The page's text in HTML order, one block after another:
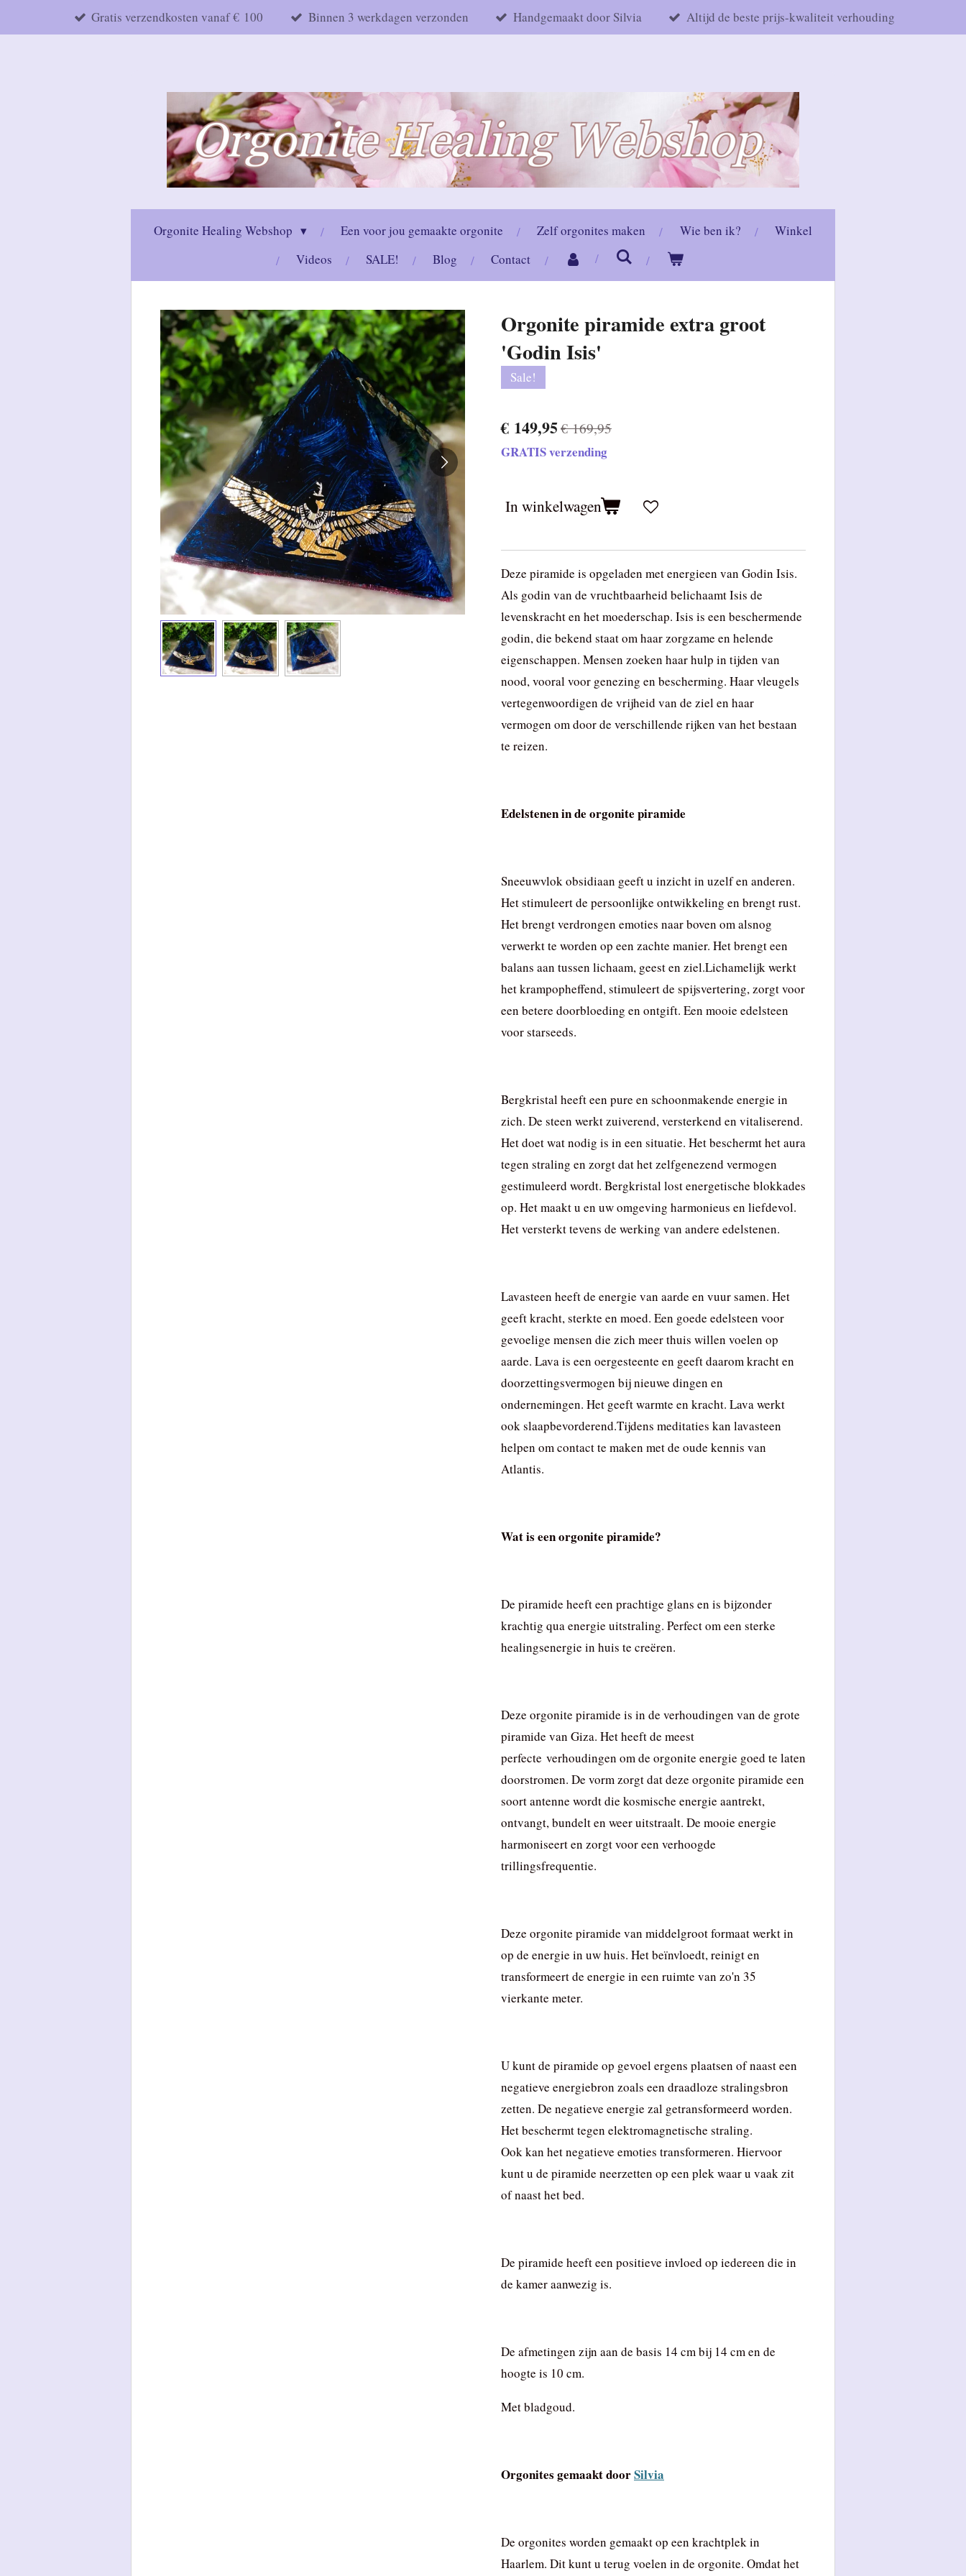
direct
Gratis verzendkosten vanaf € 100 Binnen 3 werkdagen verzonden Handgemaakt door Silvia Altijd de beste prijs-kwaliteit verhouding
Orgonite Healing Webshop Een voor jou gemaakte orgonite Zelf orgonites maken Wie ben ik?
Winkel
Videos
SALE! Blog Contact
Orgonite piramide extra groot
'Godin Isis'
Sale!
€ 149,95€ 169,95
GRATIS verzending
In winkelwagen
Deze piramide is opgeladen met energieen van Godin Isis.
Als godin van de vruchtbaarheid belichaamt Isis de
levenskracht en het moederschap. Isis is een beschermende
godin, die bekend staat om haar zorgzame en helende
eigenschappen. Mensen zoeken haar hulp in tijden van
nood, vooral voor genezing en bescherming. Haar vleugels
vertegenwoordigen de vrijheid van de ziel en haar
vermogen om door de verschillende rijken van het bestaan
te reizen.
Edelstenen in de orgonite piramide
Sneeuwvlok obsidiaan geeft u inzicht in uzelf en anderen.
Het stimuleert de persoonlijke ontwikkeling en brengt rust.
Het brengt verdrongen emoties naar boven om alsnog
verwerkt te worden op een zachte manier. Het brengt een
balans aan tussen lichaam, geest en ziel.Lichamelijk werkt
het krampopheffend, stimuleert de spijsvertering, zorgt voor
een betere doorbloeding en ontgift. Een mooie edelsteen
voor starseeds.
Bergkristal heeft een pure en schoonmakende energie in
zich. De steen werkt zuiverend, versterkend en vitaliserend.
Het doet wat nodig is in een situatie. Het beschermt het aura
tegen straling en zorgt dat het zelfgenezend vermogen
gestimuleerd wordt. Bergkristal lost energetische blokkades
op. Het maakt u en uw omgeving harmonieus en liefdevol.
Het versterkt tevens de werking van andere edelstenen.
Lavasteen heeft de energie van aarde en vuur samen. Het
geeft kracht, sterkte en moed. Een goede edelsteen voor
gevoelige mensen die zich meer thuis willen voelen op
aarde. Lava is een oergesteente en geeft daarom kracht en
doorzettingsvermogen bij nieuwe dingen en
ondernemingen. Het geeft warmte en kracht. Lava werkt
ook slaapbevorderend.Tijdens meditaties kan lavasteen
helpen om contact te maken met de oude kennis van
Atlantis.
Wat is een orgonite piramide?
De piramide heeft een prachtige glans en is bijzonder
krachtig qua energie uitstraling. Perfect om een sterke
healingsenergie in huis te creëren.
Deze orgonite piramide is in de verhoudingen van de grote
piramide van Giza. Het heeft de meest
perfecte verhoudingen om de orgonite energie goed te laten
doorstromen. De vorm zorgt dat deze orgonite piramide een
soort antenne wordt die kosmische energie aantrekt,
ontvangt, bundelt en weer uitstraalt. De mooie energie
harmoniseert en zorgt voor een verhoogde
trillingsfrequentie.
Deze orgonite piramide van middelgroot formaat werkt in
op de energie in uw huis. Het beïnvloedt, reinigt en
transformeert de energie in een ruimte van zo'n 35
vierkante meter.
U kunt de piramide op gevoel ergens plaatsen of naast een
negatieve energiebron zoals een draadloze stralingsbron
zetten. De negatieve energie zal getransformeerd worden.
Het beschermt tegen elektromagnetische straling.
Ook kan het negatieve emoties transformeren. Hiervoor
kunt u de piramide neerzetten op een plek waar u vaak zit
of naast het bed.
De piramide heeft een positieve invloed op iedereen die in
de kamer aanwezig is.
De afmetingen zijn aan de basis 14 cm bij 14 cm en de
hoogte is 10 cm.
Met bladgoud.
Orgonites gemaakt doorSilvia
De orgonites worden gemaakt op een krachtplek in
Haarlem. Dit kunt u terug voelen in de orgonite. Omdat het